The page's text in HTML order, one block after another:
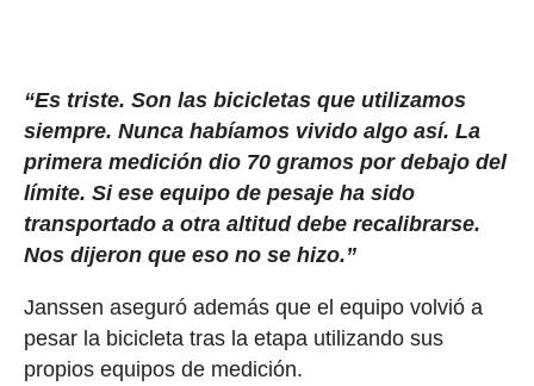
“Es triste. Son las bicicletas que utilizamos
siempre. Nunca habíamos vivido algo así. La
primera medición dio 70 gramos por debajo del
límite. Si ese equipo de pesaje ha sido
transportado a otra altitud debe recalibrarse.
Nos dijeron que eso no se hizo.”
Janssen aseguró además que el equipo volvió a
pesar la bicicleta tras la etapa utilizando sus
propios equipos de medición.